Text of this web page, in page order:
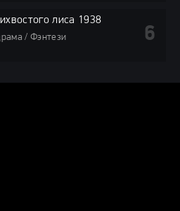
лиса 1938
/ Фэнтези